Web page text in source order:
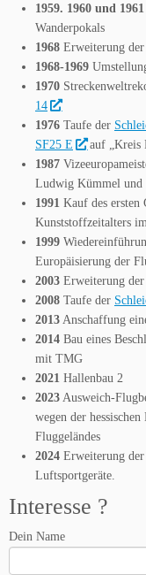
1959. 1960 und 1961
Wanderpokals
1968 Erweiterung
1968-1969
1970
14
1976 Taufe der
SF25 E
auf „Kreis
1987
Ludwig Kümmel und
1991 Kauf des ersten
Kunststoffzeitalters
1999
Europäisierung der
2003 Erweiterung
2008 Taufe der
2013 Anschaffung
2014 Bau eines
mit TMG
2021 Hallenbau 2
2023 Ausweich-
wegen der
Fluggeländes
2024 Erweiterung der
Luftsportgeräte.
Interesse ?
Dein Name